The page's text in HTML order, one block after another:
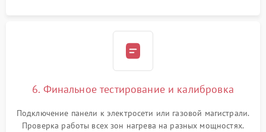
6. Финальное тестирование и калибровка
Подключение панели к электросети или газовой магистрали.
Проверка работы всех зон нагрева на разных мощностях.